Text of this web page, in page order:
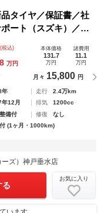
イヤ／保証書／社
ート（スズキ）／シ
防止支援システム／
プ ＬＥＤ
(税込)
8 万円
本体価格
131.7
万円
諸費用
11.1
万円
月々 15,800 円
年 走行
2.4万km
12月 排気
1200cc
備付 修復
なし
(1ヶ月・1000km)
ズ）神戸垂水店
る
お気に入り